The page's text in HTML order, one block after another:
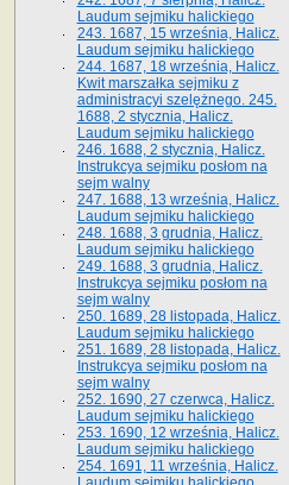
Laudum sejmiku halickiego
243. 1687, 15 września, Halicz.
Laudum sejmiku halickiego
244. 1687, 18 września, Halicz.
Kwit marszałka sejmiku z
administracyi szelężnego. 245.
1688, 2 stycznia, Halicz.
Laudum sejmiku halickiego
246. 1688, 2 stycznia, Halicz.
Instrukcya sejmiku posłom na
sejm walny
247. 1688, 13 września, Halicz.
Laudum sejmiku halickiego
248. 1688, 3 grudnia, Halicz.
Laudum sejmiku halickiego
249. 1688, 3 grudnia, Halicz.
Instrukcya sejmiku posłom na
sejm walny
250. 1689, 28 listopada, Halicz.
Laudum sejmiku halickiego
251. 1689, 28 listopada, Halicz.
Instrukcya sejmiku posłom na
sejm walny
252. 1690, 27 czerwca, Halicz.
Laudum sejmiku halickiego
253. 1690, 12 września, Halicz.
Laudum sejmiku halickiego
254. 1691, 11 września, Halicz.